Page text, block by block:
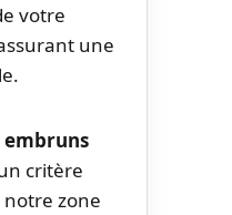
votre
une
embruns
critère
zone